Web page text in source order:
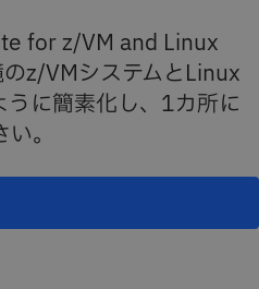
for z/VM and Linux
z/VMシステムとLinux
に簡素化し、1カ所に
。